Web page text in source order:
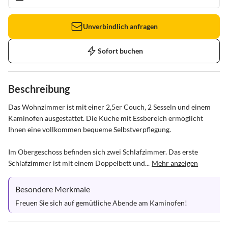
Unverbindlich anfragen
Sofort buchen
Beschreibung
Das Wohnzimmer ist mit einer 2,5er Couch, 2 Sesseln und einem
Kaminofen ausgestattet. Die Küche mit Essbereich ermöglicht
Ihnen eine vollkommen bequeme Selbstverpflegung.
Im Obergeschoss befinden sich zwei Schlafzimmer. Das erste
Schlafzimmer ist mit einem Doppelbett und... Mehr anzeigen
Besondere Merkmale
Freuen Sie sich auf gemütliche Abende am Kaminofen!